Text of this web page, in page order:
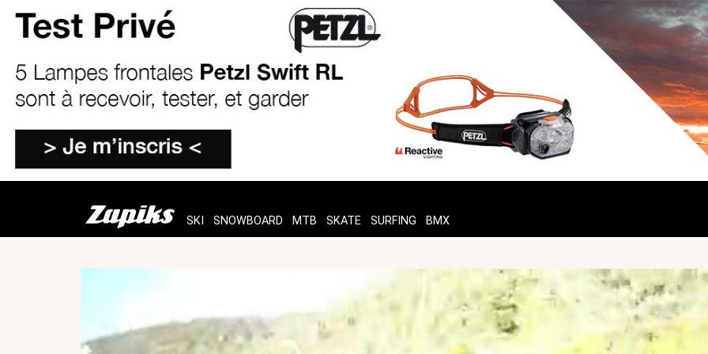
SKI SNOWBOARD MTB SKATE SURFING BMX